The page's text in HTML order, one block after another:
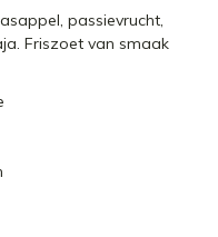
passievrucht,
Friszoet van smaak